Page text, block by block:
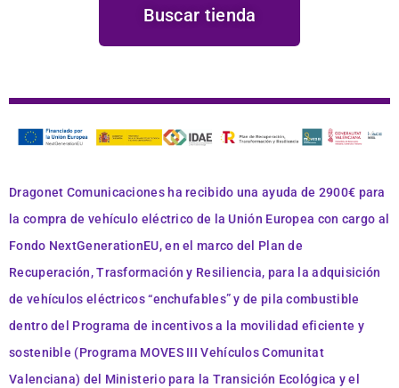
Buscar tienda
Dragonet Comunicacionesha recibido una ayuda de 2900€ para
la compra de vehículo eléctrico de la Unión Europea con cargo al
Fondo NextGenerationEU, en el marco del Plan de
Recuperación, Trasformación y Resiliencia, para la adquisición
de vehículos eléctricos “enchufables” y de pila combustible
dentro del Programa de incentivos a la movilidad eficiente y
sostenible (Programa MOVES III Vehículos Comunitat
Valenciana) del Ministerio para la Transición Ecológica y el